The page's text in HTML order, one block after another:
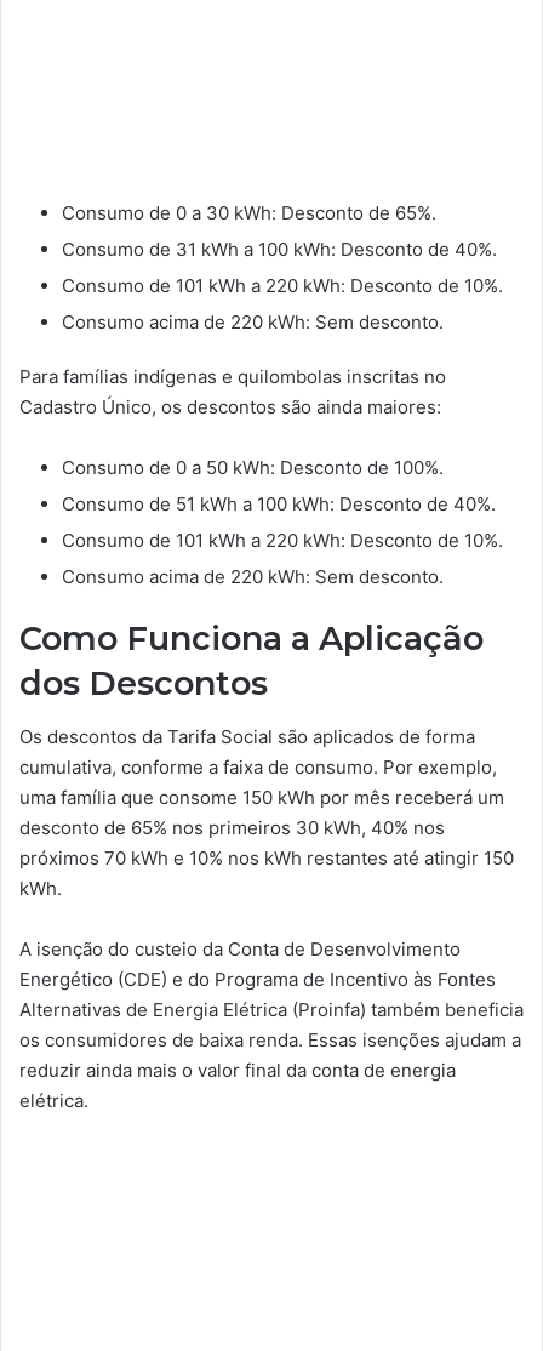
Consumo de 0 a 30 kWh: Desconto de 65%.
Consumo de 31 kWh a 100 kWh: Desconto de 40%.
Consumo de 101 kWh a 220 kWh: Desconto de 10%.
Consumo acima de 220 kWh: Sem desconto.
Para famílias indígenas e quilombolas inscritas no
Cadastro Único, os descontos são ainda maiores:
Consumo de 0 a 50 kWh: Desconto de 100%.
Consumo de 51 kWh a 100 kWh: Desconto de 40%.
Consumo de 101 kWh a 220 kWh: Desconto de 10%.
Consumo acima de 220 kWh: Sem desconto.
Como Funciona a Aplicação
dos Descontos
Os descontos da Tarifa Social são aplicados de forma
cumulativa, conforme a faixa de consumo. Por exemplo,
uma família que consome 150 kWh por mês receberá um
desconto de 65% nos primeiros 30 kWh, 40% nos
próximos 70 kWh e 10% nos kWh restantes até atingir 150
kWh.
A isenção do custeio da Conta de Desenvolvimento
Energético (CDE) e do Programa de Incentivo às Fontes
Alternativas de Energia Elétrica (Proinfa) também beneficia
os consumidores de baixa renda. Essas isenções ajudam a
reduzir ainda mais o valor final da conta de energia
elétrica.